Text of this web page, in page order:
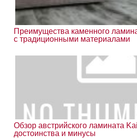
Преимущества каменного
с традиционными материалами
Обзор австрийского ламината
достоинства и минусы